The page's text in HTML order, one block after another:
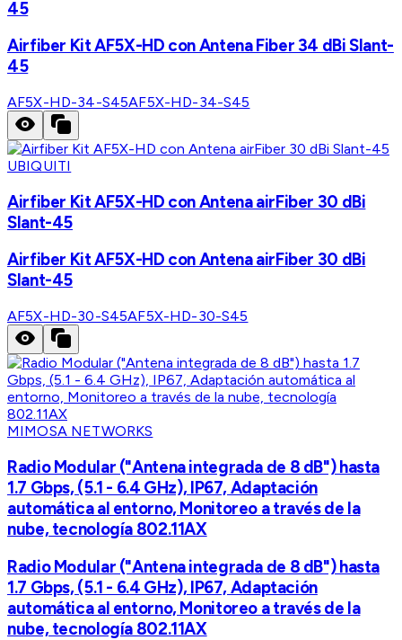
45
Airfiber Kit AF5X-HD con Antena Fiber 34 dBi Slant-
45
AF5X-HD-34-S45AF5X-HD-34-S45
UBIQUITI
Airfiber Kit AF5X-HD con Antena airFiber 30 dBi
Slant-45
Airfiber Kit AF5X-HD con Antena airFiber 30 dBi
Slant-45
AF5X-HD-30-S45AF5X-HD-30-S45
MIMOSA NETWORKS
Radio Modular ("Antena integrada de 8 dB") hasta
1.7 Gbps, (5.1 - 6.4 GHz), IP67, Adaptación
automática al entorno, Monitoreo a través de la
nube, tecnología 802.11AX
Radio Modular ("Antena integrada de 8 dB") hasta
1.7 Gbps, (5.1 - 6.4 GHz), IP67, Adaptación
automática al entorno, Monitoreo a través de la
nube, tecnología 802.11AX